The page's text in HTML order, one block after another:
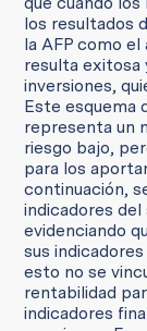
los resultados
la AFP como
resulta exitosa
inversiones,
Este esquema
representa un
riesgo bajo,
para los
continuación,
indicadores
evidenciando
sus
esto no se
rentabilidad
indicadores